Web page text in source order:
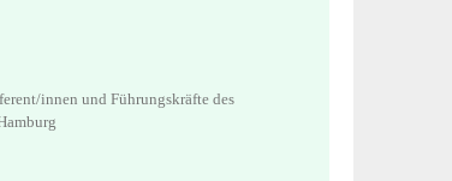
innen und Führungskräfte des